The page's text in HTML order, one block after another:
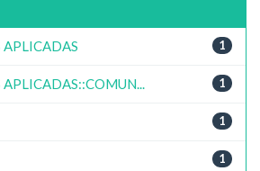
1
APLICADAS
1
1
1